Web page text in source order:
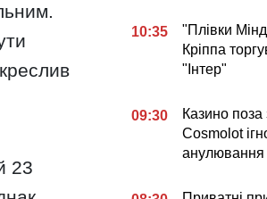
23
10:35
"Плівки
Кріппа
"Інтер"
09:30
Казино поза
Cosmolot
анулювання